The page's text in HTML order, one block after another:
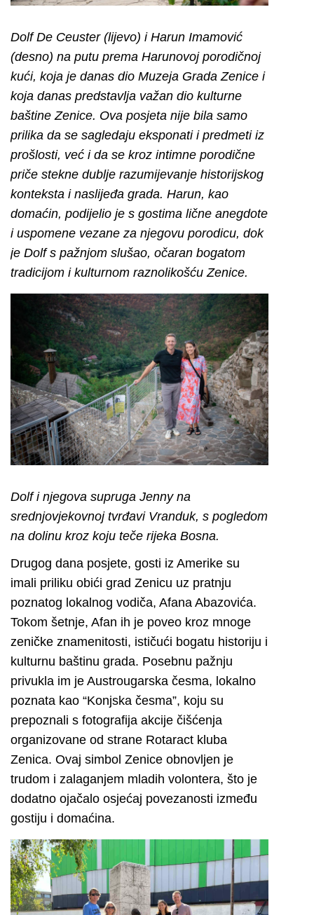
Dolf De Ceuster (lijevo) i Harun Imamović
(desno) na putu prema Harunovoj porodičnoj
kući, koja je danas dio Muzeja Grada Zenice i
koja danas predstavlja važan dio kulturne
baštine Zenice. Ova posjeta nije bila samo
prilika da se sagledaju eksponati i predmeti iz
prošlosti, već i da se kroz intimne porodične
priče stekne dublje razumijevanje historijskog
konteksta i naslijeđa grada. Harun, kao
domaćin, podijelio je s gostima lične anegdote
i uspomene vezane za njegovu porodicu, dok
je Dolf s pažnjom slušao, očaran bogatom
tradicijom i kulturnom raznolikošću Zenice.
Dolf i njegova supruga Jenny na
srednjovjekovnoj tvrđavi Vranduk, s pogledom
na dolinu kroz koju teče rijeka Bosna.
Drugog dana posjete, gosti iz Amerike su
imali priliku obići grad Zenicu uz pratnju
poznatog lokalnog vodiča, Afana Abazovića.
Tokom šetnje, Afan ih je poveo kroz mnoge
zeničke znamenitosti, ističući bogatu historiju i
kulturnu baštinu grada. Posebnu pažnju
privukla im je Austrougarska česma, lokalno
poznata kao “Konjska česma”, koju su
prepoznali s fotografija akcije čišćenja
organizovane od strane Rotaract kluba
Zenica. Ovaj simbol Zenice obnovljen je
trudom i zalaganjem mladih volontera, što je
dodatno ojačalo osjećaj povezanosti između
gostiju i domaćina.